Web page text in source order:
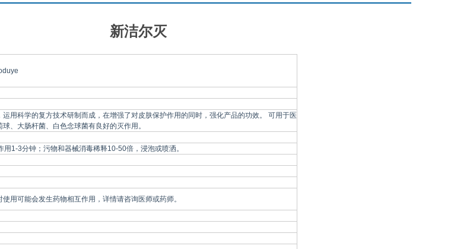
新洁尔灭
用科学的复方技术研制而成，在增强了对皮肤保护作用的同时，强化产品的功效。 可用于医
、大肠杆菌、白色念球菌有良好的灭作用。
用1-3分钟；污物和器械消毒稀释10-50倍，浸泡或喷洒。
用可能会发生药物相互作用，详情请咨询医师或药师。